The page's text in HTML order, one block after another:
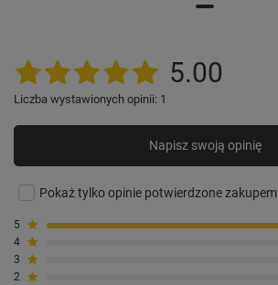
5.00
Liczba wystawionych opinii: 1
Napisz swoją opinię
Pokaż tylko opinie potwierdzone zakupem
5
4
3
2